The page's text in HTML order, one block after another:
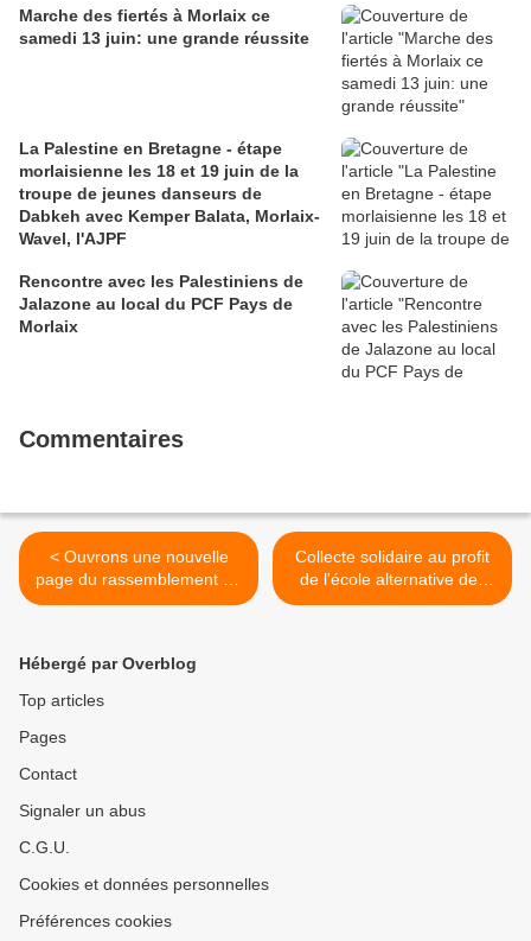
Marche des fiertés à Morlaix ce
samedi 13 juin: une grande réussite
La Palestine en Bretagne - étape
morlaisienne les 18 et 19 juin de la
troupe de jeunes danseurs de
Dabkeh avec Kemper Balata, Morlaix-
Wavel, l'AJPF
Rencontre avec les Palestiniens de
Jalazone au local du PCF Pays de
Morlaix
Commentaires
< Ouvrons une nouvelle
page du rassemblement de
la gauche et des
15 octobre 2023
Collecte solidaire au profit
de l'école alternative des
Monts d'Arrée >
Hébergé par Overblog
Top articles
Pages
Contact
Signaler un abus
C.G.U.
Cookies et données personnelles
Préférences cookies